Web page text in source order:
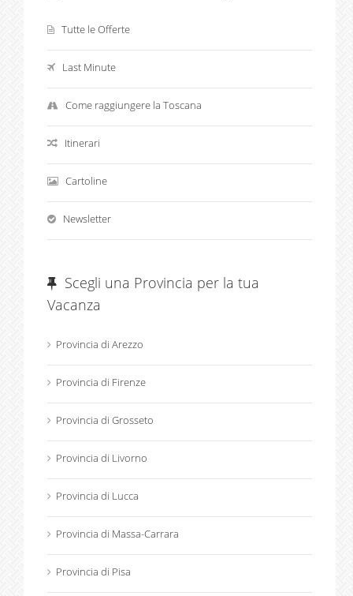
Tutte le Offerte
Last Minute
Come raggiungere la Toscana
Itinerari
Cartoline
Newsletter
Scegli una Provincia per la tua
Vacanza
Provincia di Arezzo
Provincia di Firenze
Provincia di Grosseto
Provincia di Livorno
Provincia di Lucca
Provincia di Massa-Carrara
Provincia di Pisa